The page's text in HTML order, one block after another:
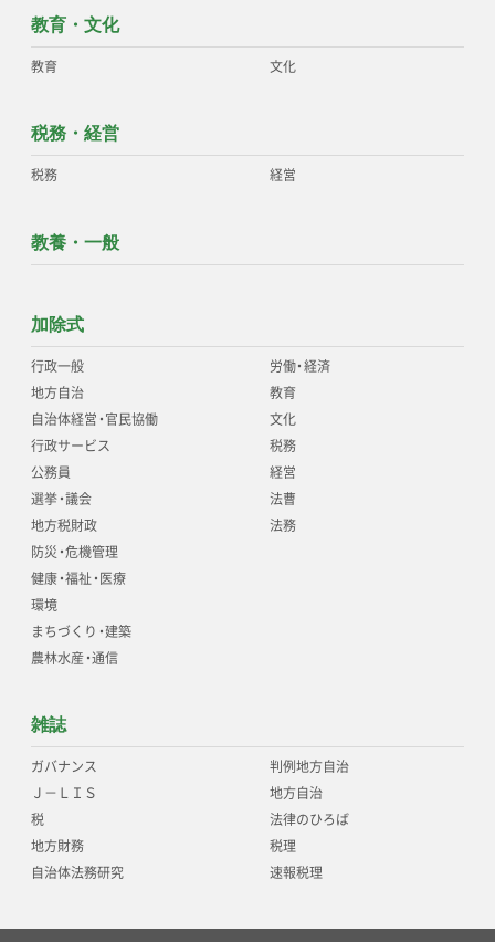
教育・文化
教育 文化
税務・経営
税務 経営
教養・一般
加除式
行政一般
地方自治
自治体経営・官民協働
行政サービス
公務員
選挙・議会
地方税財政
防災・危機管理
健康・福祉・医療
環境
まちづくり・建築
農林水産・通信
労働・経済
教育
文化
税務
経営
法曹
法務
雑誌
ガバナンス
Ｊ－ＬＩＳ
税
地方財務
自治体法務研究
判例地方自治
地方自治
法律のひろば
税理
速報税理